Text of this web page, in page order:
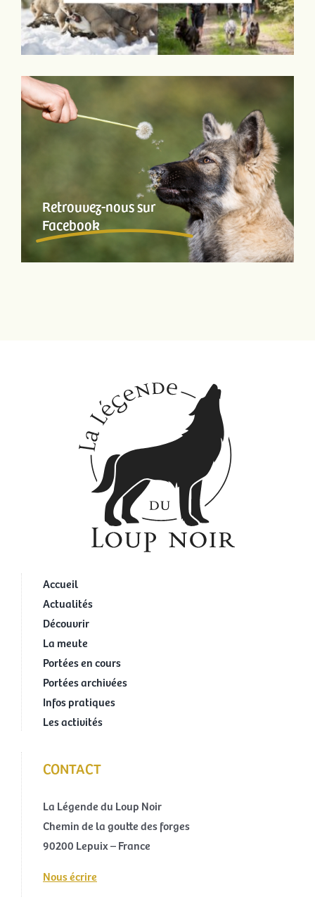
Retrouvez-nous sur
Facebook
Accueil
Actualités
Découvrir
La meute
Portées en cours
Portées archivées
Infos pratiques
Les activités
CONTACT
La Légende du Loup Noir
Chemin de la goutte des forges
90200 Lepuix – France
Nous écrire